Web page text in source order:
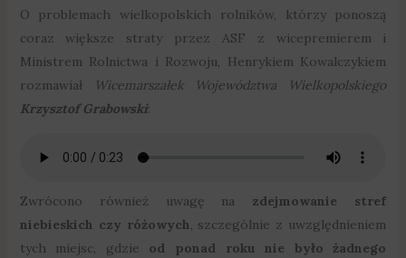
O problemach wielkopolskich rolników, którzy ponoszą
coraz większe straty przez ASF z wicepremierem i
Ministrem Rolnictwa i Rozwoju, Henrykiem Kowalczykiem
rozmawiał
Wicemarszałek Województwa Wielkopolskiego
Krzysztof Grabowski:
Zwrócono również uwagę na zdejmowanie stref
niebieskich czy różowych, szczególnie z uwzględnieniem
tych miejsc, gdzie od ponad roku nie było żadnego